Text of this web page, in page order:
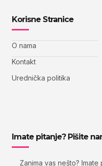
Korisne Stranice
O nama
Kontakt
Urednička politika
Imate pitanje? Pišite
Zanima vas nešto?